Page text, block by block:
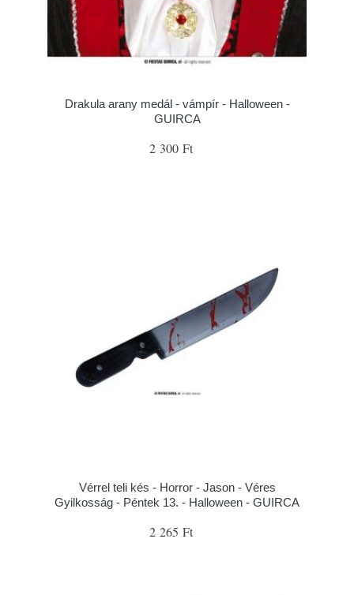
Drakula arany medál - vámpír - Halloween -
GUIRCA
2 300 Ft
Vérrel teli kés - Horror - Jason - Véres
Gyilkosság - Péntek 13. - Halloween - GUIRCA
2 265 Ft